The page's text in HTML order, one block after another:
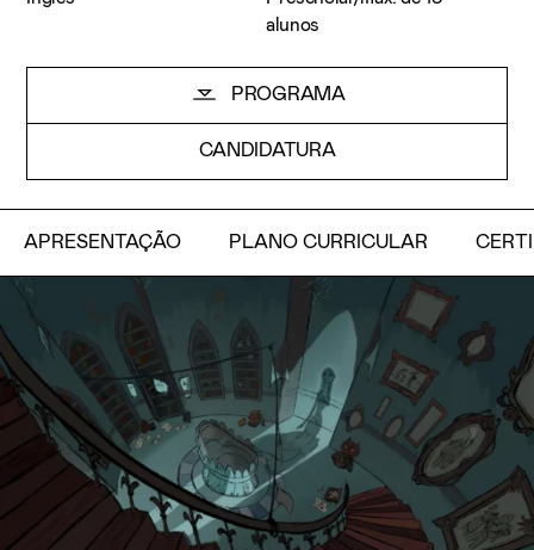
Política de Privacidade
alunos
PROGRAMA
CANDIDATURA
APRESENTAÇÃO PLANO CURRICULAR